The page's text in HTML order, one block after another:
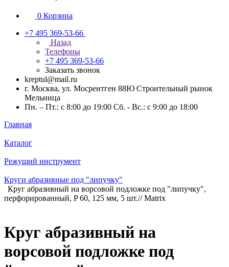
0 Корзина
+7 495 369-53-66
Назад
Телефоны
+7 495 369-53-66
Заказать звонок
kreptul@mail.ru
г. Москва, ул. Мосрентген 88Ю Строительный рынок
Мельница
Пн. – Пт.: с 8:00 до 19:00 Сб. - Вс.: с 9:00 до 18:00
Главная
Каталог
Режущий инструмент
Круги абразивные под "липучку"
Круг абразивный на ворсовой подложке под "липучку",
перфорированный, P 60, 125 мм, 5 шт.// Matrix
Круг абразивный на
ворсовой подложке под